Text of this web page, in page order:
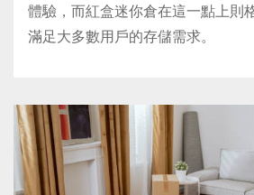
體驗，而紅盒迷你倉在這一點上則
滿足大多數用戶的存儲需求。